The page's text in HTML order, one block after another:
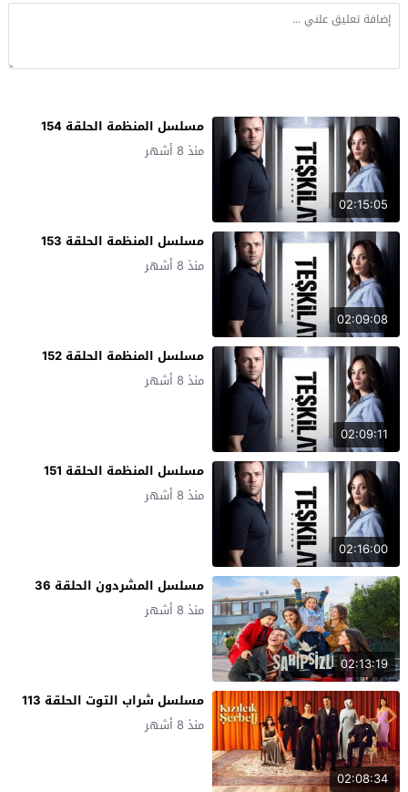
02:15:05
مسلسل المنظمة الحلقة 154
منذ 8 أشهر
02:09:08
مسلسل المنظمة الحلقة 153
منذ 8 أشهر
02:09:11
مسلسل المنظمة الحلقة 152
منذ 8 أشهر
02:16:00
مسلسل المنظمة الحلقة 151
منذ 8 أشهر
02:13:19
مسلسل المشردون الحلقة 36
منذ 8 أشهر
02:08:34
مسلسل شراب التوت الحلقة 113
منذ 8 أشهر